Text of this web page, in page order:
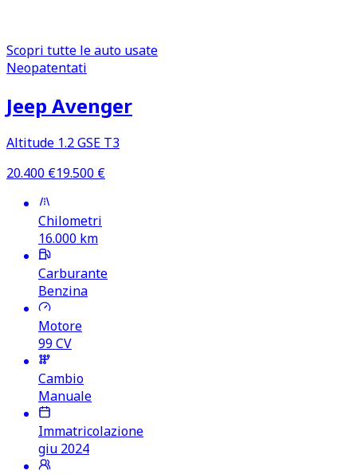
Scopri tutte le auto usate
Neopatentati
Jeep Avenger
Altitude 1.2 GSE T3
20.400 €19.500 €
Chilometri
16.000 km
Carburante
Benzina
Motore
99CV
Cambio
Manuale
Immatricolazione
giu 2024